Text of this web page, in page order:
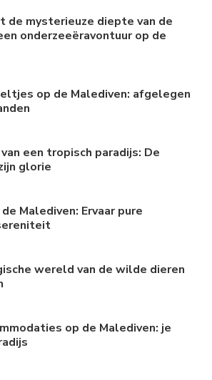
de mysterieuze diepte van de
onderzeeëravontuur op de
op de Malediven: afgelegen
een tropisch paradijs: De
glorie
Malediven: Ervaar pure
wereld van de wilde dieren
op de Malediven: je